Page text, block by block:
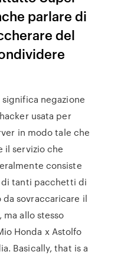
parlare di
del
negazione
usata per
in modo tale che
il servizio che
consiste
tanti pacchetti di
sovraccaricare il
ma allo stesso
Honda x Astolfo
Basically, that is a